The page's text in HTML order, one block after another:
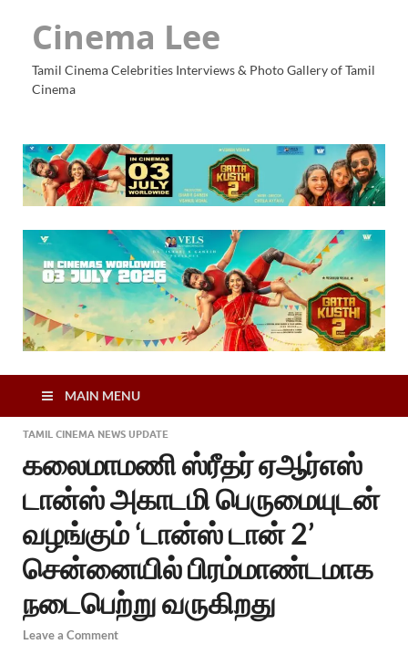
Cinema Lee
Tamil Cinema Celebrities Interviews & Photo Gallery of Tamil
Cinema
MAIN MENU
TAMIL CINEMA NEWS UPDATE
கலைமாமணி ஸ்ரீதர் ஏஆர்எஸ்
டான்ஸ் அகாடமி பெருமையுடன்
வழங்கும் ‘டான்ஸ் டான் 2’
சென்னையில் பிரம்மாண்டமாக
நடைபெற்று வருகிறது
Leave a Comment